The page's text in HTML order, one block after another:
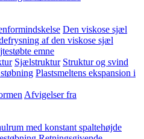
Den viskose sjæl
af den viskose sjæl
emne
Sjælstruktur Struktur og svind
Plastsmeltens ekspansion i
Afvigelser fra
med konstant spaltehøjde